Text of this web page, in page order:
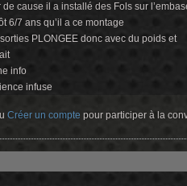
de cause il a installé des Fols sur
6/7 ans qu’il a ce montage
PLONGEE donc avec du poids et
info
infuse
Créer un compte pour participer à la